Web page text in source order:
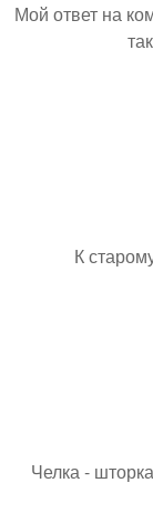
Мой ответ на
К
Челка -